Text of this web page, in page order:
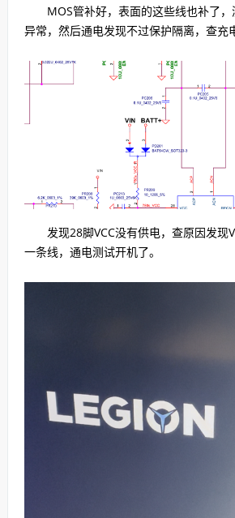
MOS管补好，表面的这些线也补了，
异常，然后通电发现不过保护隔离，查充
发现28脚VCC没有供电，查原因发现
一条线，通电测试开机了。